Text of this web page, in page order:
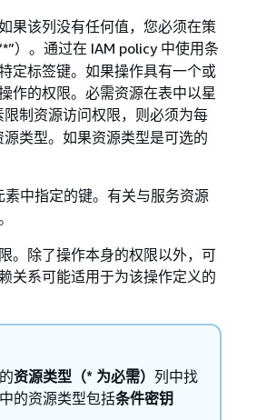
果该列没有任何值，您必须在策
）。通过在 IAM policy 中使用条
定标签键。如果操作具有一个或
作的权限。必需资源在表中以星
限制资源访问权限，则必须为每
类型。如果资源类型是可选的
素中指定的键。有关与服务资源
。除了操作本身的权限以外，可
关系可能适用于为该操作定义的
资源类型（* 为必需） 列中找
的资源类型包括条件密钥